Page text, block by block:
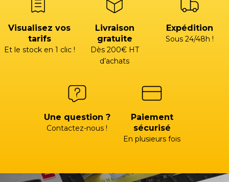
Visualisez vos
tarifs
Et le stock en 1 clic !
Livraison
gratuite
Dès 200€ HT
d’achats
Expédition
Sous 24/48h !
Une question ?
Contactez-nous !
Paiement
sécurisé
En plusieurs fois